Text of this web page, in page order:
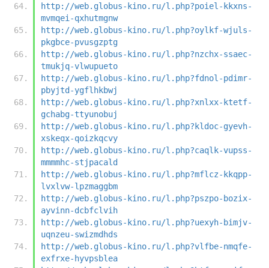
http://web.globus-kino.ru/l.php?poiel-kkxns-
mvmqei-qxhutmgnw
http://web.globus-kino.ru/l.php?oylkf-wjuls-
pkgbce-pvusgzptg
http://web.globus-kino.ru/l.php?nzchx-ssaec-
tmukjq-vlwupueto
http://web.globus-kino.ru/l.php?fdnol-pdimr-
pbyjtd-ygflhkbwj
http://web.globus-kino.ru/l.php?xnlxx-ktetf-
gchabg-ttyunobuj
http://web.globus-kino.ru/l.php?kldoc-gyevh-
xskeqx-qoizkqcvy
http://web.globus-kino.ru/l.php?caqlk-vupss-
mmmmhc-stjpacald
http://web.globus-kino.ru/l.php?mflcz-kkqpp-
lvxlvw-lpzmaggbm
http://web.globus-kino.ru/l.php?pszpo-bozix-
ayvinn-dcbfclvih
http://web.globus-kino.ru/l.php?uexyh-bimjv-
uqnzeu-swizmdhds
http://web.globus-kino.ru/l.php?vlfbe-nmqfe-
exfrxe-hyvpsblea